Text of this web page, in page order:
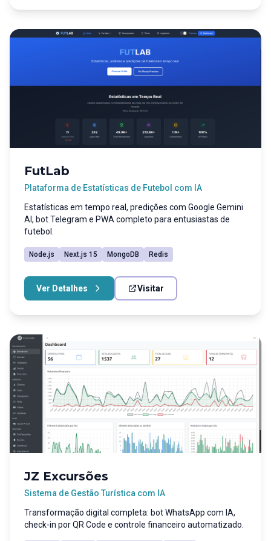
FutLab
Plataforma de Estatísticas de Futebol com IA
Estatísticas em tempo real, predições com Google Gemini
AI, bot Telegram e PWA completo para entusiastas de
futebol.
Node.js Next.js 15 MongoDB Redis
Ver Detalhes Visitar
JZ Excursões
Sistema de Gestão Turística com IA
Transformação digital completa: bot WhatsApp com IA,
check-in por QR Code e controle financeiro automatizado.